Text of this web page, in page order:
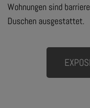
Wohnungen sind
Duschen ausgestattet.